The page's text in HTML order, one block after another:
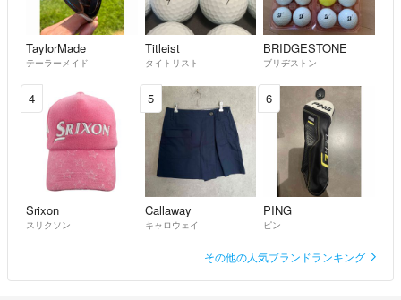
TaylorMade
テーラーメイド
Titleist
タイトリスト
BRIDGESTONE
ブリヂストン
4
Srixon
スリクソン
5
Callaway
キャロウェイ
6
PING
ピン
その他の人気ブランドランキング